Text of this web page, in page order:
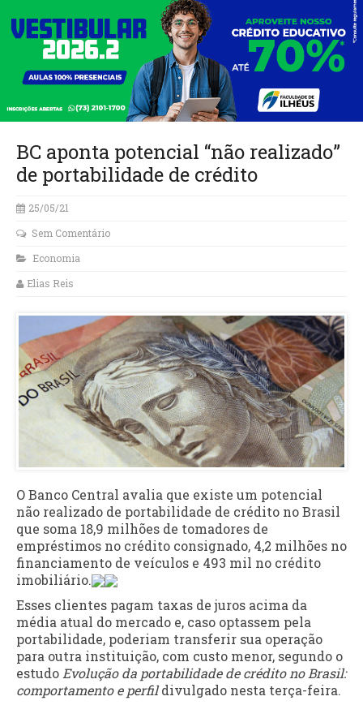
BC aponta potencial “não realizado”
de portabilidade de crédito
25/05/21
Sem Comentário
Economia
Elias Reis
O Banco Central avalia que existe um potencial
não realizado de portabilidade de crédito no Brasil
que soma 18,9 milhões de tomadores de
empréstimos no crédito consignado, 4,2 milhões no
financiamento de veículos e 493 mil no crédito
imobiliário.
Esses clientes pagam taxas de juros acima da
média atual do mercado e, caso optassem pela
portabilidade, poderiam transferir sua operação
para outra instituição, com custo menor, segundo o
estudo Evolução da portabilidade de crédito no Brasil:
comportamento e perfildivulgado nesta terça-feira.